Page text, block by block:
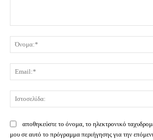
αποθηκεύστε το όνομα, το ηλεκτρονικό
μου σε αυτό το πρόγραμμα περιήγησης για την